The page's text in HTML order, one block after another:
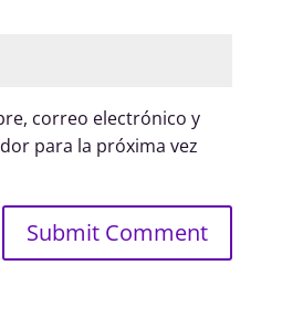
correo electrónico y
para la próxima vez